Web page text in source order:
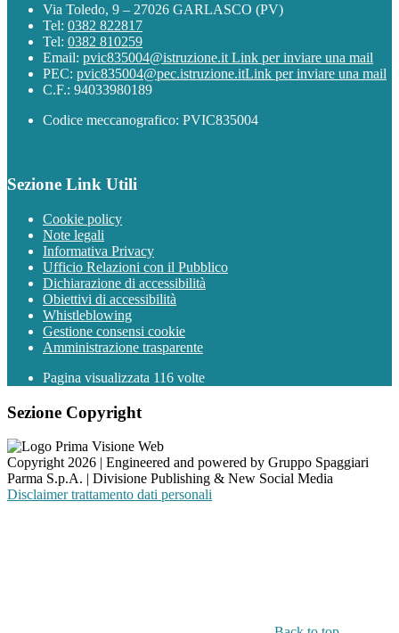
Via Toledo, 9 – 27026 GARLASCO (PV)
Tel: 0382 822817
Tel: 0382 810259
Email: pvic835004@istruzione.it Link per inviare una mail
PEC: pvic835004@pec.istruzione.itLink per inviare una mail
C.F.: 94033980189
Codice meccanografico: PVIC835004
Sezione Link Utili
Cookie policy
Note legali
Informativa Privacy
Ufficio Relazioni con il Pubblico
Dichiarazione di accessibilità
Obiettivi di accessibilità
Whistleblowing
Gestione consensi cookie
Amministrazione trasparente
Pagina visualizzata 116 volte
Sezione Copyright
Copyright 2026 | Engineered and powered by Gruppo Spaggiari
Parma S.p.A. | Divisione Publishing & New Social Media
Disclaimer trattamento dati personali